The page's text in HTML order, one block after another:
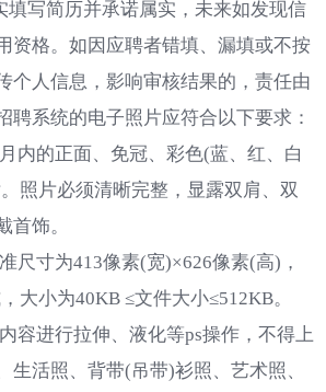
写简历并承诺属实，未来如发现信
资格。如因应聘者错填、漏填或不按
个人信息，影响审核结果的，责任由
聘系统的电子照片应符合以下要求：
的正面、免冠、彩色(蓝、红、白
照片必须清晰完整，显露双肩、双
首饰。
寸为413像素(宽)×626像素(高)，
大小为40KB ≤文件大小≤512KB。
进行拉伸、液化等ps操作，不得上
生活照、背带(吊带)衫照、艺术照、